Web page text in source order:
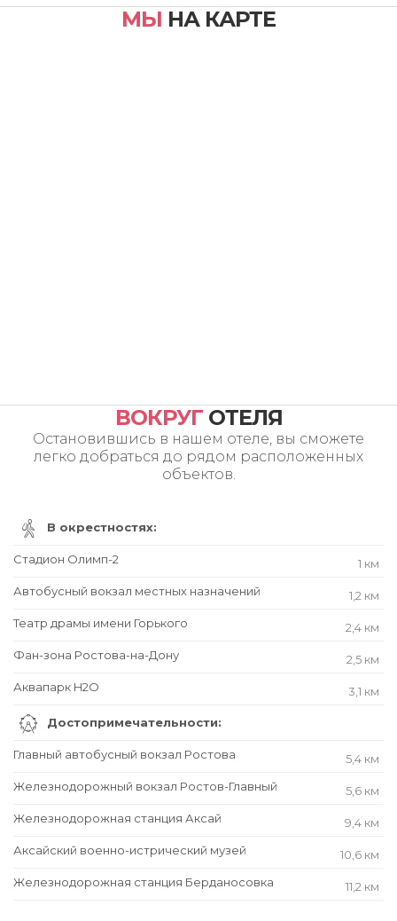
МЫ НА КАРТЕ
ВОКРУГОТЕЛЯ
Остановившись в нашем отеле, вы сможете
легко добраться до рядом расположенных
объектов.
В окрестностях:
Стадион Олимп-2
1 км
Автобусный вокзал местных назначений
1,2 км
Театр драмы имени Горького
2,4 км
Фан-зона Ростова-на-Дону
2,5 км
Аквапарк H2O
3,1 км
Достопримечательности:
Главный автобусный вокзал Ростова
5,4 км
Железнодорожный вокзал Ростов-Главный
5,6 км
Железнодорожная станция Аксай
9,4 км
Аксайский военно-истрический музей
10,6 км
Железнодорожная станция Берданосовка
11,2 км